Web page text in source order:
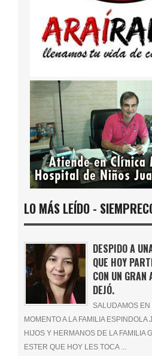
LO MÁS LEÍDO -
DESPIDO A
QUE HOY
CON UN GRAN
DEJÓ.
SALUDAMOS EN
MOMENTO A LA FAMILIA ESPINDOLA
HIJOS Y HERMANOS DE LA FAMILIA
ESTER QUE HOY LES TOCA ...